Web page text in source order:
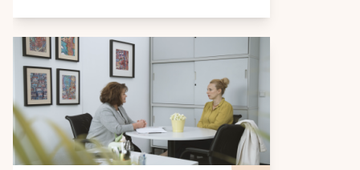
privata